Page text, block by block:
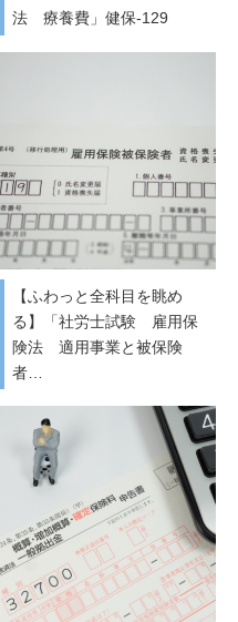
法 療養費」健保-129
【ふわっと全科目を眺め
る】「社労士試験 雇用保
険法 適用事業と被保険
者…